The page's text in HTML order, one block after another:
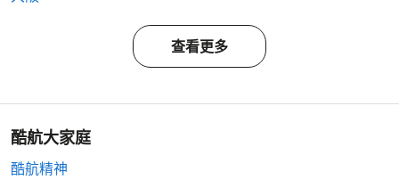
查看更多
酷航大家庭
酷航精神